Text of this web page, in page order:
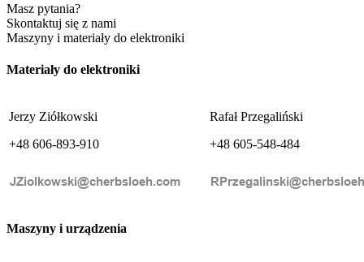
Masz pytania?
Skontaktuj się z nami
Maszyny i materiały do elektroniki
Materiały do elektroniki
Jerzy Ziółkowski
+48 606-893-910
Rafał Przegaliński
+48 605-548-484
Maszyny i urządzenia